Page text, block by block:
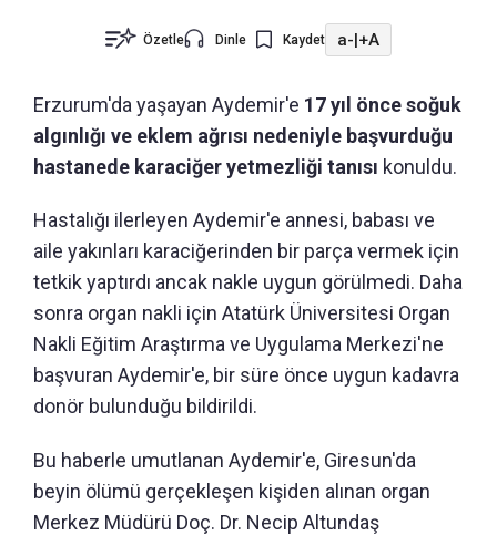
Özetle Dinle Kaydet a-|+A
Erzurum'da yaşayan Aydemir'e 17 yıl önce soğuk
algınlığı ve eklem ağrısı nedeniyle başvurduğu
hastanede karaciğer yetmezliği tanısı konuldu.
Hastalığı ilerleyen Aydemir'e annesi, babası ve
aile yakınları karaciğerinden bir parça vermek için
tetkik yaptırdı ancak nakle uygun görülmedi. Daha
sonra organ nakli için Atatürk Üniversitesi Organ
Nakli Eğitim Araştırma ve Uygulama Merkezi'ne
başvuran Aydemir'e, bir süre önce uygun kadavra
donör bulunduğu bildirildi.
Bu haberle umutlanan Aydemir'e, Giresun'da
beyin ölümü gerçekleşen kişiden alınan organ
Merkez Müdürü Doç. Dr. Necip Altundaş